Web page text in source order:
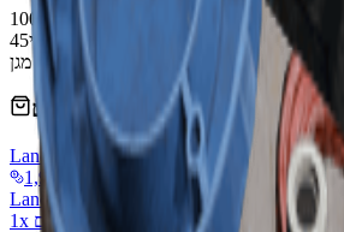
עמידות
100/100
משקל ציוד מירבי45
תאימות מגן
Light, Medium
נמכר על ידי סוחרים
Lance
1,920 Coins
Lance
1x שדרוג ציוד חינם